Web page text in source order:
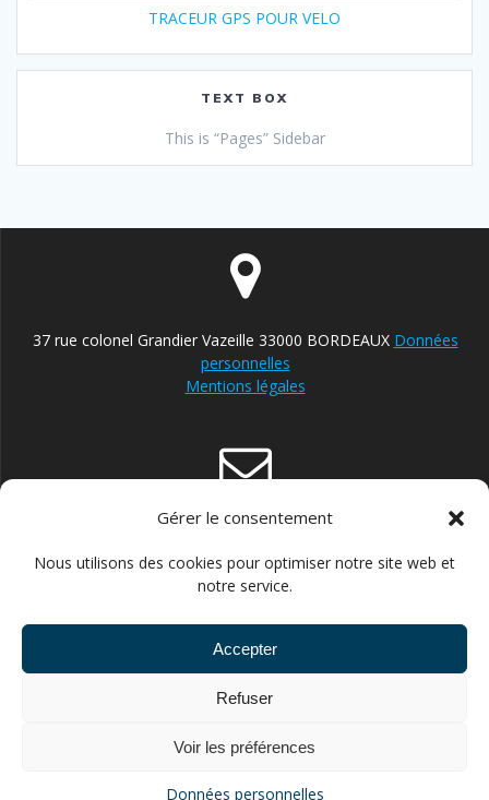
Gérer le consentement
Nous utilisons des cookies pour optimiser notre site web et
notre service.
Accepter
Refuser
Voir les préférences
Données personnelles
TRACEUR GPS POUR VELO
TEXT BOX
This is “Pages” Sidebar
37 rue colonel Grandier Vazeille 33000 BORDEAUX Données
personnelles
Mentions légales
contact@reparateur-velo-bordeaux.com
06.30.87.13.21 POUR ENTREPRISES ET STRUCTURES
PUBLIQUES //// 06.43.66.14.60 POUR PARTICULIERS